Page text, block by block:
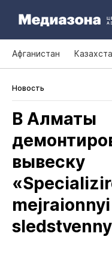
Афганистан
Новость
В Алматы
вывеску
mejraionnyi